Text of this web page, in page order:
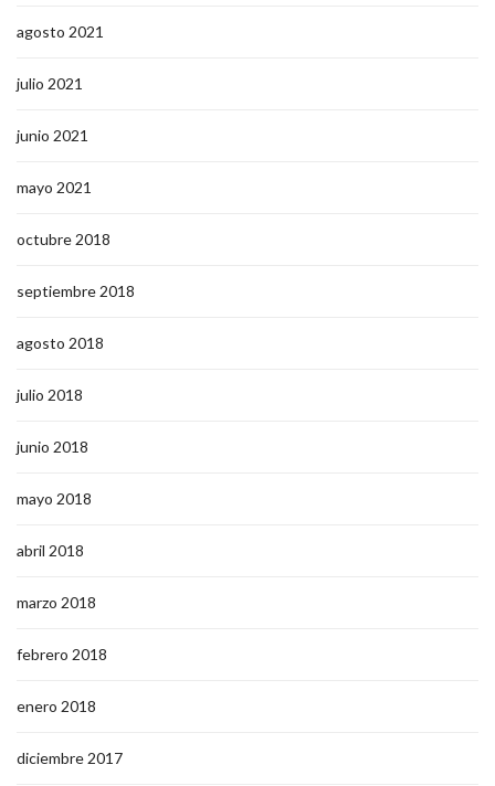
agosto 2021
julio 2021
junio 2021
mayo 2021
octubre 2018
septiembre 2018
agosto 2018
julio 2018
junio 2018
mayo 2018
abril 2018
marzo 2018
febrero 2018
enero 2018
diciembre 2017